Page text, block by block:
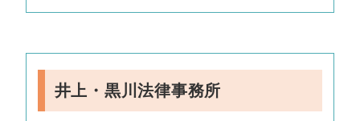
井上・黒川法律事務所